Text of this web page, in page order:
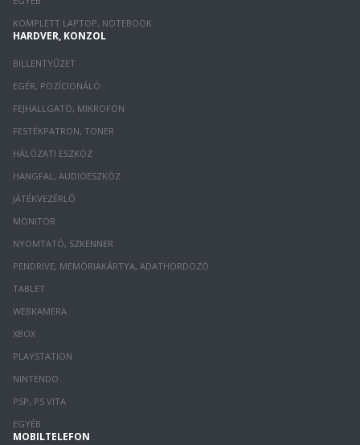
KOMPLETT LAPTOP, NOTEBOOK
HARDVER, KONZOL
BILLENTYŰZET
EGÉR, POZÍCIONÁLÓ
FEJHALLGATÓ, MIKROFON
FESTÉKPATRON, TONER
HÁLÓZATI ESZKÖZ
HANGFAL, AUDIOESZKÖZ
JÁTÉKVEZÉRLŐ
MONITOR
NYOMTATÓ, SZKENNER
PENDRIVE, MEMÓRIAKÁRTYA, ADATHORDOZÓ
TABLET
WEBKAMERA
XBOX
PLAYSTATION
NINTENDO
PSP, PS VITA
EGYÉB
MOBILTELEFON